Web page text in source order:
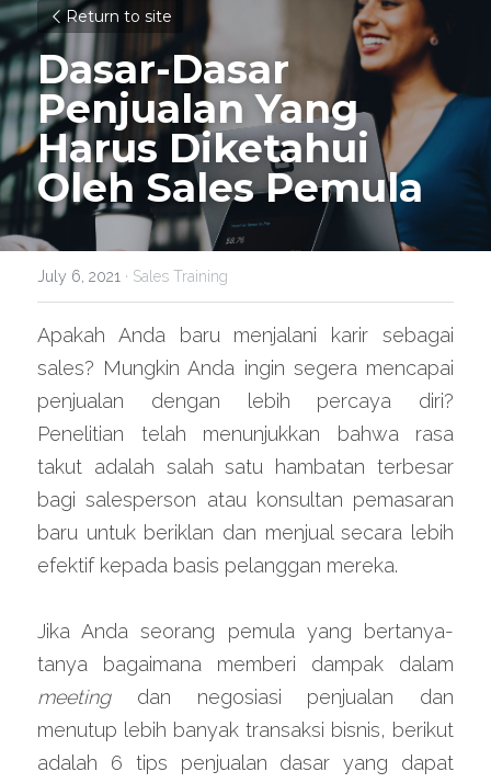
Return to site
Dasar-Dasar
Penjualan Yang
Harus Diketahui
Oleh Sales Pemula
July 6, 2021 · Sales Training
Apakah Anda baru menjalani karir sebagai
sales? Mungkin Anda ingin segera mencapai
penjualan dengan lebih percaya diri?
Penelitian telah menunjukkan bahwa rasa
takut adalah salah satu hambatan terbesar
bagi salesperson atau konsultan pemasaran
baru untuk beriklan dan menjual secara lebih
efektif kepada basis pelanggan mereka.
Jika Anda seorang pemula yang bertanya-
meeting dan negosiasi penjualan dan
menutup lebih banyak transaksi bisnis, berikut
adalah 6 tips penjualan dasar yang dapat